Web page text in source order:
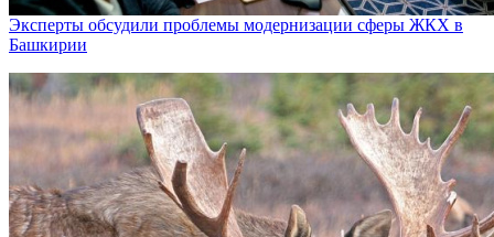
Эксперты обсудили проблемы модернизации сферы ЖКХ в
Башкирии